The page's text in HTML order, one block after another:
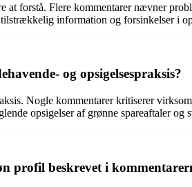
forstå. Flere kommentarer nævner
information og forsinkelser i
og opsigelsespraksis?
Nogle kommentarer kritiserer
opsigelser af grønne spareaftaler og
profil beskrevet i